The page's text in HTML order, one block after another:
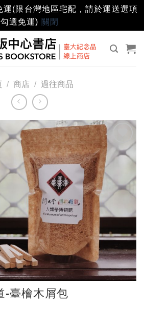
運(限台灣地區宅配，請於運送選項
勾選免運) 關閉
/ 商店 / 過往商品
加入
單」
-臺檜木屑包